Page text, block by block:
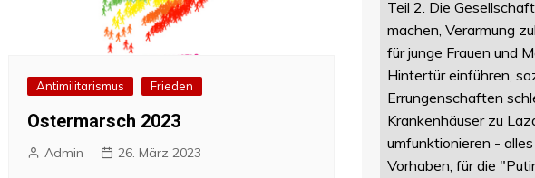
Antimilitarismus Frieden
Ostermarsch 2023
Admin 26. März 2023
Teil 2. Die
machen, Verarmung
für junge Frauen und
Hintertür einführen,
Errungenschaften
Krankenhäuser zu
umfunktionieren -
Vorhaben, für die